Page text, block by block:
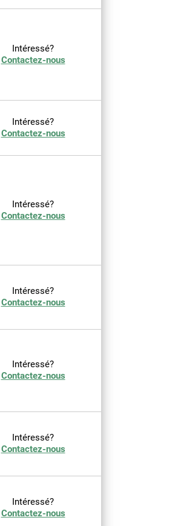
Intéressé?
Contactez-nous
Intéressé?
Contactez-nous
Intéressé?
Contactez-nous
Intéressé?
Contactez-nous
Intéressé?
Contactez-nous
Intéressé?
Contactez-nous
Intéressé?
Contactez-nous